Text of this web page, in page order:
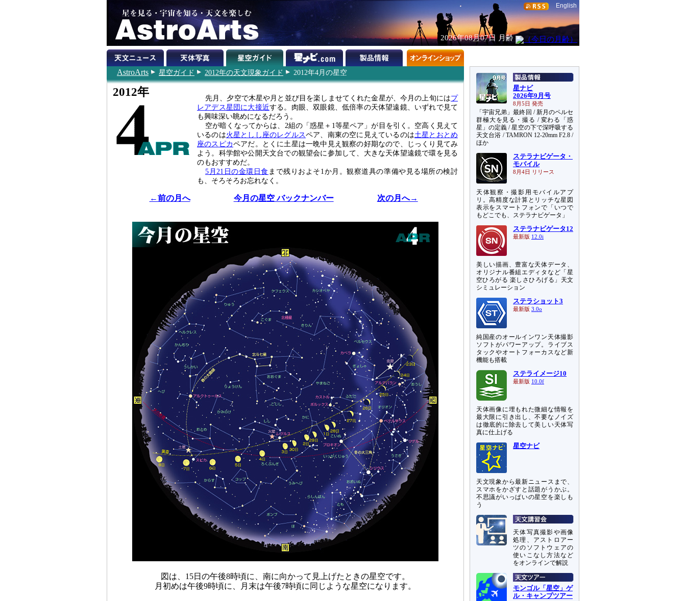
English
2026年08月07日 月齢
AstroArts 星空ガイド 2012年の天文現象ガイド 2012年4月の星空
2012年 先月、夕空で木星や月と並び目を楽しませてくれた金星が、今月の上旬にはプ
レアデス星団に大接近する。肉眼、双眼鏡、低倍率の天体望遠鏡、いずれで見て
も興味深い眺めになるだろう。
空が暗くなってからは、2組の「惑星＋1等星ペア」が目を引く。空高く見えて
いるのは火星としし座のレグルスペア、南東の空に見えているのは土星とおとめ
座のスピカペアだ。とくに土星は一晩中見え観察の好期なので、じっくり見てみ
よう。科学館や公開天文台での観望会に参加して、大きな天体望遠鏡で環を見る
のもおすすめだ。
5月21日の金環日食 まで残りおよそ1か月。観察道具の準備や見る場所の検討
も、そろそろお忘れなく。
←前の月へ 今月の星空 バックナンバー 次の月へ→
図は、15日の午後8時頃に、南に向かって見上げたときの星空です。
月初めは午後9時頃に、月末は午後7時頃に同じような星空になります。
星ナビ
2026年9月号
8月5日 発売
「宇宙兄弟」最終回 / 新月のペルセ
群極大を見る・撮る / 変わる「惑
星」の定義 / 星空の下で深呼吸する
天文台浴 / TAMRON 12-20mm F2.8 /
ほか
ステラナビゲータ・
モバイル
8月4日 リリース
天体観察・撮影用モバイルアプ
リ。高精度な計算とリッチな星図
表示をスマートフォンで「いつで
もどこでも、ステラナビゲータ」
ステラナビゲータ12
最新版 12.0i
美しい描画、豊富な天体データ、
オリジナル番組エディタなど「星
空ひろがる 楽しさひろげる」天文
シミュレーション
ステラショット3
最新版 3.0o
純国産のオールインワン天体撮影
ソフトがパワーアップ。ライブス
タックやオートフォーカスなど新
機能も搭載
ステライメージ10
最新版 10.0f
天体画像に埋もれた微細な情報を
最大限に引き出し、不要なノイズ
は徹底的に除去して美しい天体写
真に仕上げる
星空ナビ
天文現象から最新ニュースまで、
スマホをかざすと話題がうかぶ。
不思議がいっぱいの星空を楽しも
う
天体写真撮影や画像
処理、アストロアー
ツのソフトウェアの
使いこなし方法など
をオンラインで解説
モンゴル「星空」ゲ
ル・キャンプツアー